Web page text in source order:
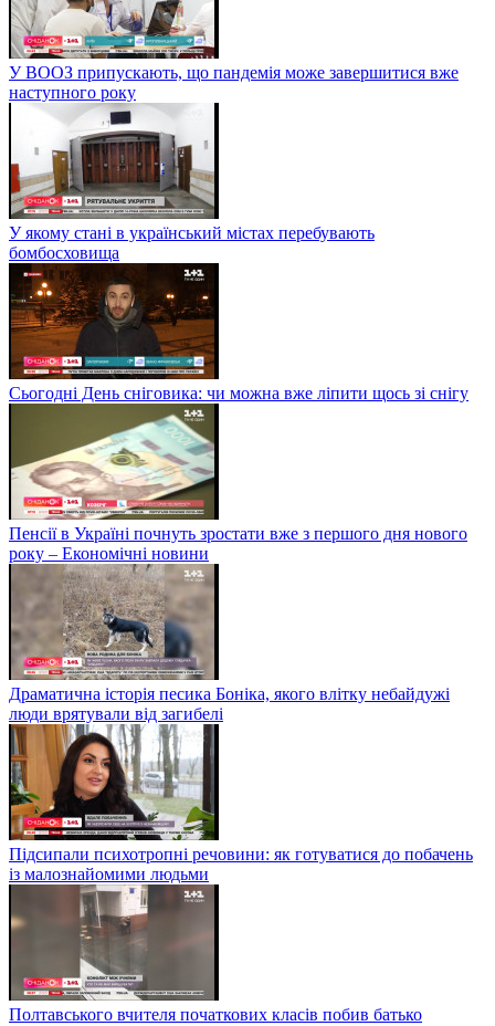
У ВООЗ припускають, що пандемія може завершитися вже
наступного року
У якому стані в український містах перебувають
бомбосховища
Сьогодні День сніговика: чи можна вже ліпити щось зі снігу
Пенсії в Україні почнуть зростати вже з першого дня нового
року – Економічні новини
Драматична історія песика Боніка, якого влітку небайдужі
люди врятували від загибелі
Підсипали психотропні речовини: як готуватися до побачень
із малознайомими людьми
Полтавського вчителя початкових класів побив батько